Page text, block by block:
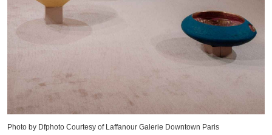
Photo by Dfphoto Courtesy of Laffanour Galerie Downtown Paris